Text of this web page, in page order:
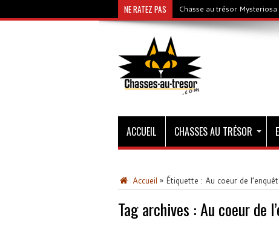
NE RATEZ PAS Chasse au trésor
ACCUEIL CHASSES AU TRÉSOR
Accueil » Étiquette : Au coeur de
Tag archives :Au coeur de